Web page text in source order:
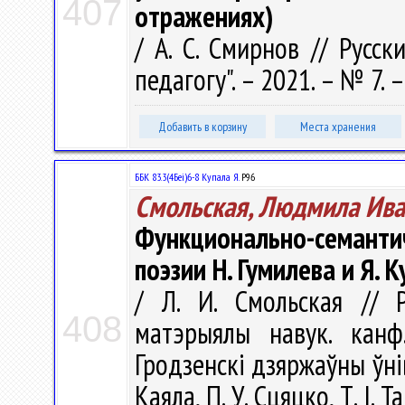
407 отражениях)
/ А. С. Смирнов //
педагогу". – 2021. – № 7.
Добавить в корзину Места хранения
408
ББК 83.3(4Беі)6-8 Купала Я.Р96
Смольская, Людмила
Функционально-
поэзии Н. Гумилева и Я.
/ Л. И. Смольская //
матэрыялы навук.
Гродзенскi дзяржаўны
Каяла, П. У. Сцяцко, Т. І.